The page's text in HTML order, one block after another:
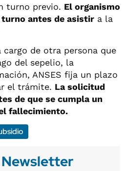
turno previo. El organismo
antes de asistir a la
de otra persona que
del sepelio, la
ANSES fija un plazo
el trámite. La solicitud
de que se cumpla un
fallecimiento.